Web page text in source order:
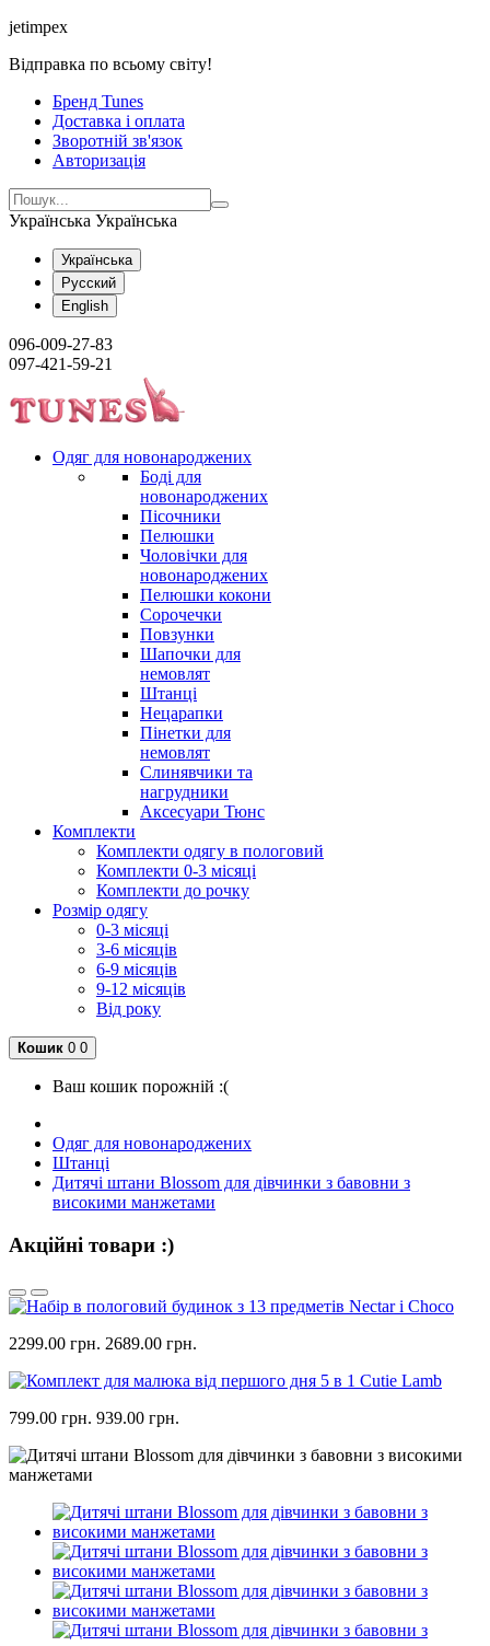
jetimpex
Відправка по всьому світу!
Бренд Tunes
Доставка і оплата
Зворотній зв'язок
Авторизація
Українська Українська
Українська
Русский
English
096-009-27-83
097-421-59-21
Одяг для новонароджених
Боді для
новонароджених
Пісочники
Пелюшки
Чоловічки для
новонароджених
Пелюшки кокони
Сорочечки
Повзунки
Шапочки для
немовлят
Штанці
Нецарапки
Пінетки для
немовлят
Слинявчики та
нагрудники
Аксесуари Тюнс
Комплекти
Комплекти одягу в пологовий
Комплекти 0-3 місяці
Комплекти до рочку
Розмір одягу
0-3 місяці
3-6 місяців
6-9 місяців
9-12 місяців
Від року
Кошик 0 0
Ваш кошик порожній :(
Одяг для новонароджених
Штанці
Дитячі штани Blossom для дівчинки з бавовни з
високими манжетами
Акційні товари :)
2299.00 грн. 2689.00 грн.
799.00 грн. 939.00 грн.